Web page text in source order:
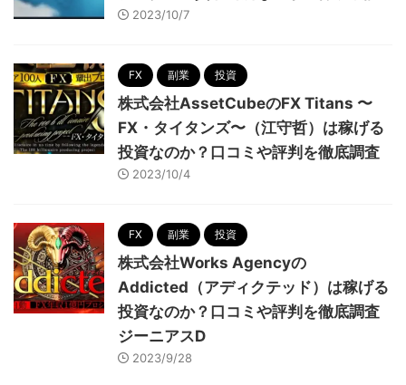
2023/10/7
FX 副業 投資
株式会社AssetCubeのFX Titans 〜
FX・タイタンズ〜（江守哲）は稼げる
投資なのか？口コミや評判を徹底調査
2023/10/4
FX 副業 投資
株式会社Works Agencyの
Addicted（アディクテッド）は稼げる
投資なのか？口コミや評判を徹底調査
ジーニアスD
2023/9/28